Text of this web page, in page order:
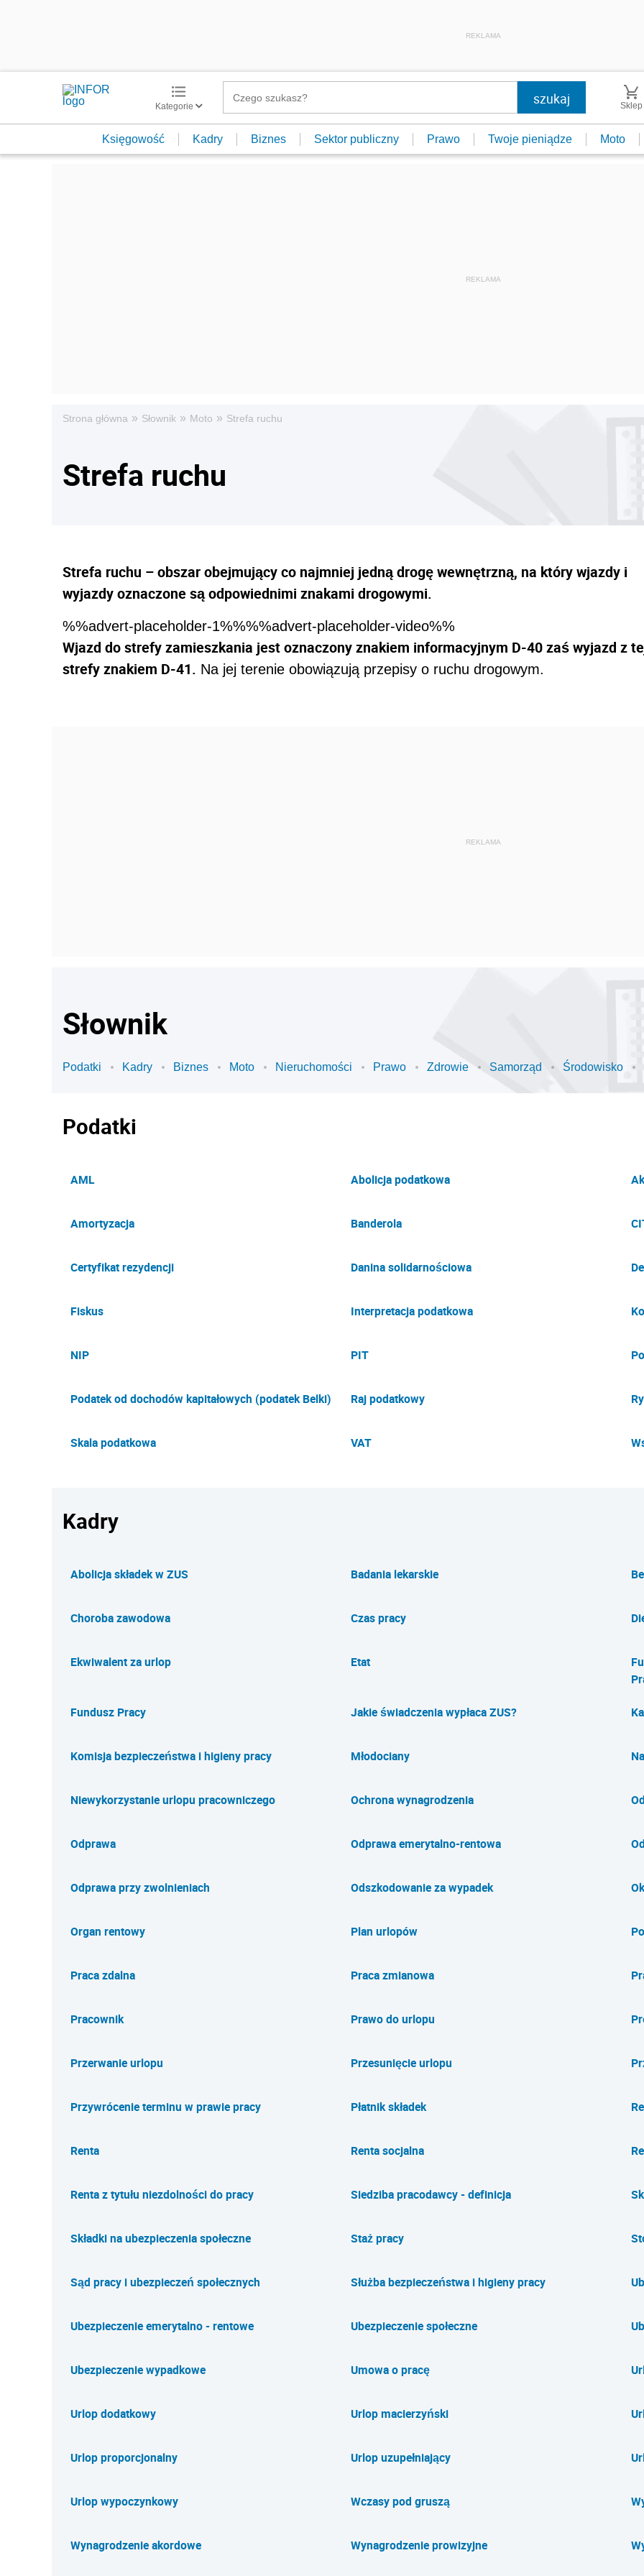
REKLAMA
Kategorie Sklep
Księgowość Kadry Biznes Sektor publiczny Prawo Twoje pieniądze Moto
Strona główna » Słownik » Moto » Strefa ruchu
Strefa ruchu
Strefa ruchu – obszar obejmujący co najmniej jedną drogę wewnętrzną, na który wjazdy i
wyjazdy oznaczone są odpowiednimi znakami drogowymi.
%%advert-placeholder-1%%%%advert-placeholder-video%%
Wjazd do strefy zamieszkania jest oznaczony znakiem informacyjnym D-40 zaś wyjazd z
strefy znakiem D-41. Na jej terenie obowiązują przepisy o ruchu drogowym.
Słownik
Podatki Kadry Biznes Moto Nieruchomości Prawo Zdrowie Samorząd Środowisko
Podatki
AML Abolicja podatkowa
Amortyzacja Banderola
Certyfikat rezydencji Danina solidarnościowa
Fiskus Interpretacja podatkowa
NIP PIT
Podatek od dochodów kapitałowych (podatek Belki) Raj podatkowy
Skala podatkowa VAT
Kadry
Abolicja składek w ZUS Badania lekarskie
Choroba zawodowa Czas pracy
Ekwiwalent za urlop Etat
Fundusz Pracy Jakie świadczenia wypłaca ZUS?
Komisja bezpieczeństwa i higieny pracy Młodociany
Niewykorzystanie urlopu pracowniczego Ochrona wynagrodzenia
Odprawa Odprawa emerytalno-rentowa
Odprawa przy zwolnieniach Odszkodowanie za wypadek
Organ rentowy Plan urlopów
Praca zdalna Praca zmianowa
Pracownik Prawo do urlopu
Przerwanie urlopu Przesunięcie urlopu
Przywrócenie terminu w prawie pracy Płatnik składek
Renta Renta socjalna
Renta z tytułu niezdolności do pracy Siedziba pracodawcy - definicja
Składki na ubezpieczenia społeczne Staż pracy
Sąd pracy i ubezpieczeń społecznych Służba bezpieczeństwa i higieny pracy
Ubezpieczenie emerytalno - rentowe Ubezpieczenie społeczne
Ubezpieczenie wypadkowe Umowa o pracę
Urlop dodatkowy Urlop macierzyński
Urlop proporcjonalny Urlop uzupełniający
Urlop wypoczynkowy Wczasy pod gruszą
Wynagrodzenie akordowe Wynagrodzenie prowizyjne